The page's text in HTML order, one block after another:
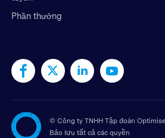
Phần thưởng
© Công ty TNHH Tập đoàn
Bảo lưu tất cả các quyền